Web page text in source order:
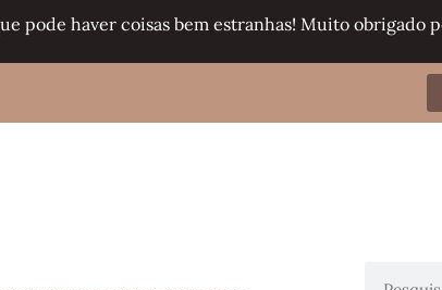
pode haver coisas bem estranhas! Muito obrigado